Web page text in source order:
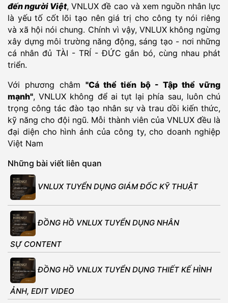
đến người Việt, VNLUX đề cao và xem nguồn nhân lực
là yếu tố cốt lõi tạo nên giá trị cho công ty nói riêng
và xã hội nói chung. Chính vì vậy, VNLUX không ngừng
xây dựng môi trường năng động, sáng tạo - nơi những
cá nhân đủ TÀI - TRÍ - ĐỨC gắn bó, cùng nhau phát
triển.
Với phương châm "Cá thể tiến bộ - Tập thể vững
mạnh", VNLUX không để ai tụt lại phía sau, luôn chú
trọng công tác đào tạo nhân sự và trau dồi kiến thức,
kỹ năng cho đội ngũ. Mỗi thành viên của VNLUX đều là
đại diện cho hình ảnh của công ty, cho doanh nghiệp
Việt Nam
Những bài viết liên quan
VNLUX TUYỂN DỤNG GIÁM ĐỐC KỸ THUẬT
ĐỒNG HỒ VNLUX TUYỂN DỤNG NHÂN
SỰ CONTENT
ĐỒNG HỒ VNLUX TUYỂN DỤNG THIẾT KẾ HÌNH
ẢNH, EDIT VIDEO